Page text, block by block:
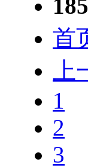
185
首
1
2
3